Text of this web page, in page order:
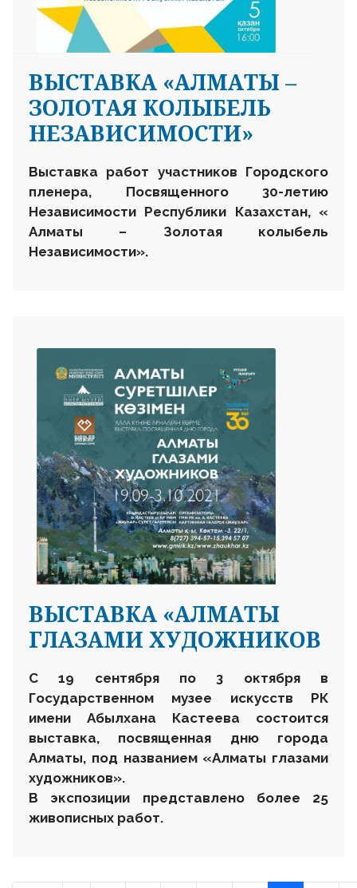
ВЫСТАВКА «АЛМАТЫ –
ЗОЛОТАЯ КОЛЫБЕЛЬ
НЕЗАВИСИМОСТИ»
Выставка работ участников Городского
пленера, Посвященного 30-летию
Независимости Республики Казахстан, «
Алматы – Золотая колыбель
Независимости».
ВЫСТАВКА «АЛМАТЫ
ГЛАЗАМИ ХУДОЖНИКОВ
С 19 сентября по 3 октября в
Государственном музее искусств РК
имени Абылхана Кастеева состоится
выставка, посвященная дню города
Алматы, под названием «Алматы глазами
художников».
В экспозиции представлено более 25
живописных работ.